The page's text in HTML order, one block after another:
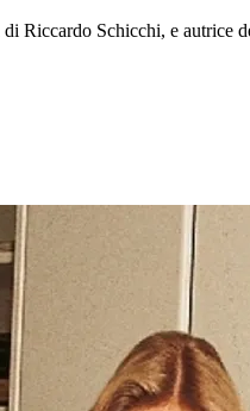
Riccardo Schicchi, e autrice